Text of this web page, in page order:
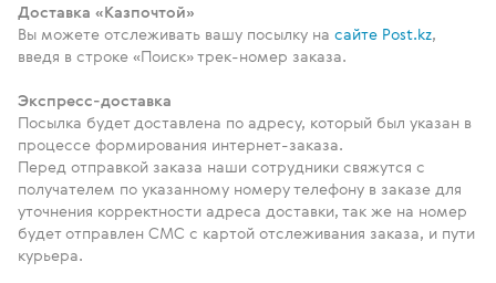
Доставка «Казпочтой»
Вы можете отслеживать вашу посылку на сайте Post.kz,
введя в строке «Поиск» трек-номер заказа.
Экспресс-доставка
Посылка будет доставлена по адресу, который был указан в
процессе формирования интернет-заказа.
Перед отправкой заказа наши сотрудники свяжутся с
получателем по указанному номеру телефону в заказе для
уточнения корректности адреса доставки, так же на номер
будет отправлен СМС с картой отслеживания заказа, и пути
курьера.